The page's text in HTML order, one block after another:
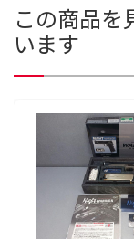
この商品を
います